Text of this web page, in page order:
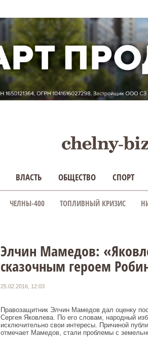
ВЛАСТЬ ОБЩЕСТВО СПОРТ
ЧЕЛНЫ-400 ТОПЛИВНЫЙ КРИЗИС
Элчин Мамедов:
сказочным героем
25.02.2016, 12:03
Правозащитник Элчин Мамедов дал оценку
Сергея Яковлева. По его словам, народный
исключительно свои интересы. Причиной
отмечает Мамедов, стали проблемы с